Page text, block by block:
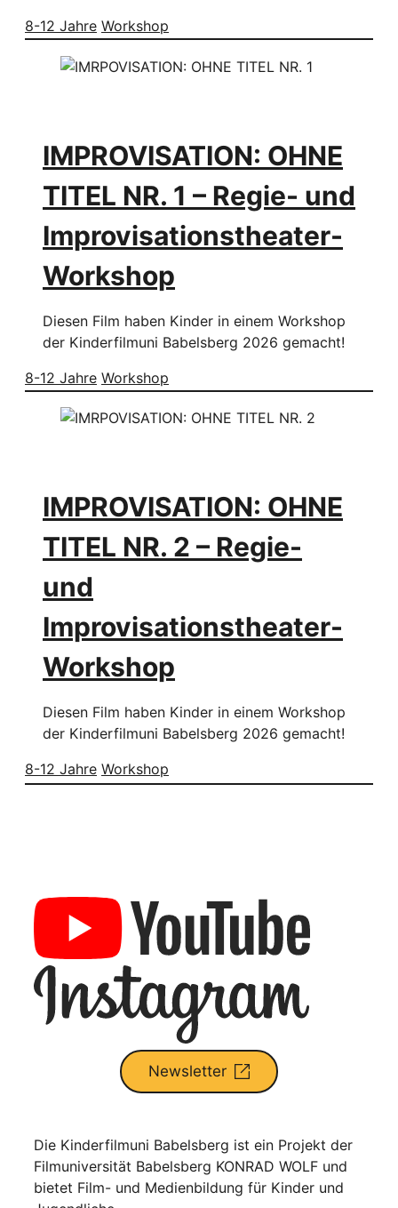
8-12 Jahre Workshop
IMPROVISATION: OHNE
TITEL NR. 1 – Regie- und
Improvisationstheater-
Workshop
Diesen Film haben Kinder in einem Workshop
der Kinderfilmuni Babelsberg 2026 gemacht!
8-12 Jahre Workshop
IMPROVISATION: OHNE
TITEL NR. 2 – Regie-
und
Improvisationstheater-
Workshop
Diesen Film haben Kinder in einem Workshop
der Kinderfilmuni Babelsberg 2026 gemacht!
8-12 Jahre Workshop
Newsletter
Die Kinderfilmuni Babelsberg ist ein Projekt der
Filmuniversität Babelsberg KONRAD WOLF und
bietet Film- und Medienbildung für Kinder und